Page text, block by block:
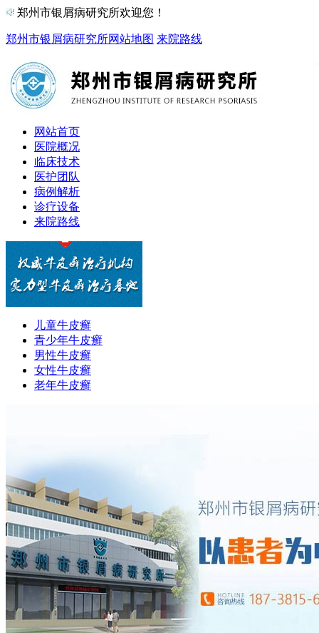
郑州市银屑病研究所欢迎您！
郑州市银屑病研究所网站地图 来院路线
网站首页
医院概况
临床技术
医护团队
病例解析
诊疗设备
来院路线
儿童牛皮癣
青少年牛皮癣
男性牛皮癣
女性牛皮癣
老年牛皮癣